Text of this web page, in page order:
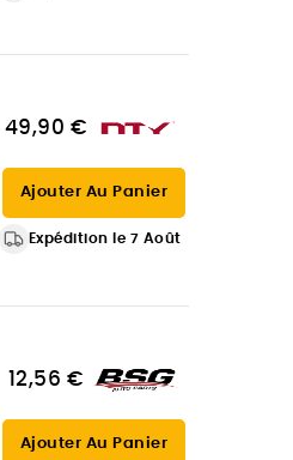
49,90 €
Ajouter Au Panier
Expédition le 7 Août
12,56 €
Ajouter Au Panier